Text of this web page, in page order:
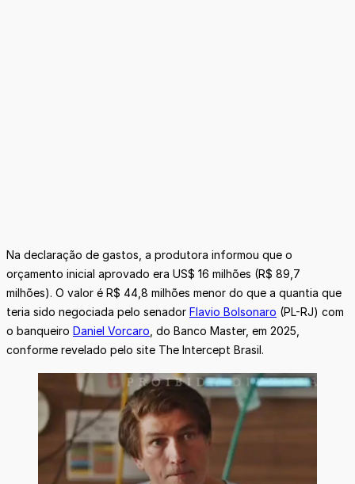
Na declaração de gastos, a produtora informou que o
orçamento inicial aprovado era US$ 16 milhões (R$ 89,7
milhões). O valor é R$ 44,8 milhões menor do que a quantia que
teria sido negociada pelo senador Flavio Bolsonaro (PL-RJ) com
o banqueiro Daniel Vorcaro , do Banco Master, em 2025,
conforme revelado pelo site The Intercept Brasil.